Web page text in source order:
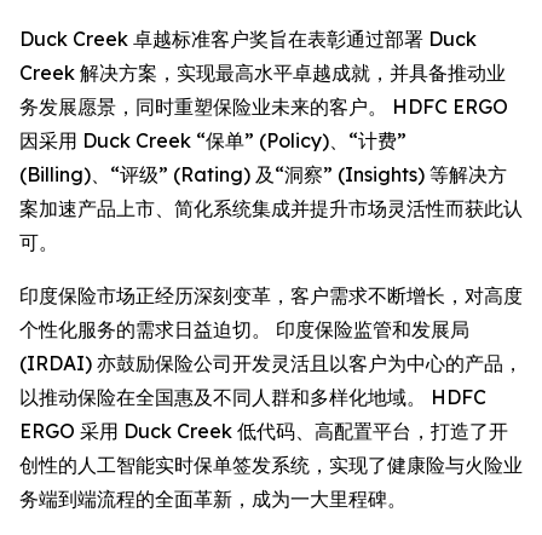
Duck Creek 卓越标准客户奖旨在表彰通过部署 Duck
Creek 解决方案，实现最高水平卓越成就，并具备推动业
务发展愿景，同时重塑保险业未来的客户。 HDFC ERGO
因采用 Duck Creek “保单” (Policy)、“计费”
(Billing)、“评级” (Rating) 及“洞察” (Insights) 等解决方
案加速产品上市、简化系统集成并提升市场灵活性而获此认
可。
印度保险市场正经历深刻变革，客户需求不断增长，对高度
个性化服务的需求日益迫切。 印度保险监管和发展局
(IRDAI) 亦鼓励保险公司开发灵活且以客户为中心的产品，
以推动保险在全国惠及不同人群和多样化地域。 HDFC
ERGO 采用 Duck Creek 低代码、高配置平台，打造了开
创性的人工智能实时保单签发系统，实现了健康险与火险业
务端到端流程的全面革新，成为一大里程碑。